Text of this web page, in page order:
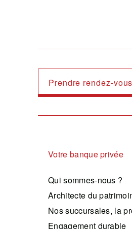
Prendre rendez-vous
Navigation principale
Votre banque privée
Qui sommes-nous ?
Architecte du
Nos succursales, la
Engagement durable